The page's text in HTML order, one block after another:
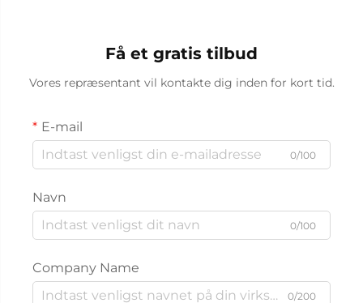
Få et gratis tilbud
Vores repræsentant vil kontakte dig inden for kort tid.
E-mail
0/100
Navn
0/100
Company Name
0/200